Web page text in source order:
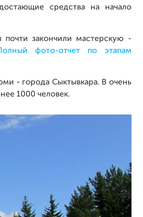
средства на начало
закончили мастерскую -
Полный фото-отчет по этапам
- города Сыктывкара. В очень
1000 человек.